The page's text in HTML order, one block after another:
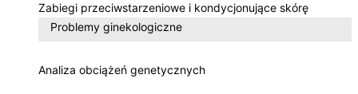
Zabiegi przeciwstarzeniowe i kondycjonujące skórę
Problemy ginekologiczne
Analiza obciążeń genetycznych